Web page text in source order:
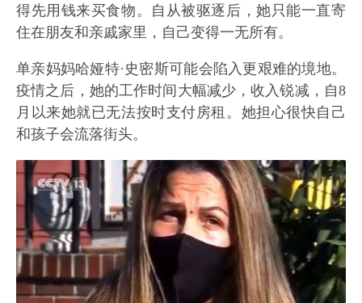
得先用钱来买食物。自从被驱逐后，她只能一直寄
住在朋友和亲戚家里，自己变得一无所有。
单亲妈妈哈娅特·史密斯可能会陷入更艰难的境地。
疫情之后，她的工作时间大幅减少，收入锐减，自8
月以来她就已无法按时支付房租。她担心很快自己
和孩子会流落街头。